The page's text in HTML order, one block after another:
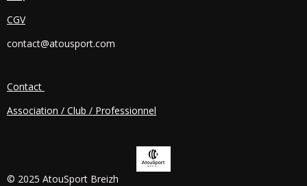
B
O
CGV
contact@atousport.com
Contact
Association / Club / Professionnel
© 2025 AtouSport Breizh